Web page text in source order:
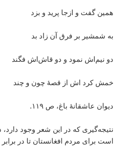
همین گفت و ازجا پرید و بزد
به شمشیر بر فرق آن زاد بد
دو نیم‌اش نمود و دو قاش‌اش فگند
خمش کرد اش از قصۀ چون و چند
دیوان عاشقانۀ باغ، ص ۱۱۹.
نتیجه‌گیری که در این شعر وجود
است برای مردم افغانستان تا در